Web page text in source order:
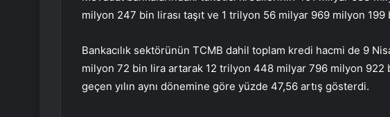
milyon 247 bin lirası taşıt ve 1 trilyon 56 milyar 969 milyon
Bankacılık sektörünün TCMB dahil toplam kredi hacmi de 9
milyon 72 bin lira artarak 12 trilyon 448 milyar 796 milyon 922
geçen yılın aynı dönemine göre yüzde 47,56 artış gösterdi.